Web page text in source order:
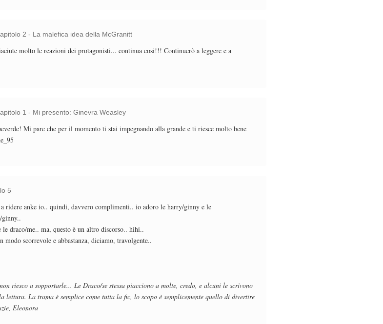
2 - La malefica idea della McGranitt
molto le reazioni dei protagonisti... continua cosi!!! Continuerò a leggere e a
1 - Mi presento: Ginevra Weasley
Mi pare che per il momento ti stai impegnando alla grande e ti riesce molto bene
5
ridere anke io.. quindi, davvero complimenti.. io adoro le harry/ginny e le
ginny..
draco/me.. ma, questo è un altro discorso.. hihi..
scorrevole e abbastanza, diciamo, travolgente..
riesco a sopportarle... Le Draco/se stessa piacciono a molte, credo, e alcuni le scrivono
La trama è semplice come tutta la fic, lo scopo è semplicemente quello di divertire
Eleonora